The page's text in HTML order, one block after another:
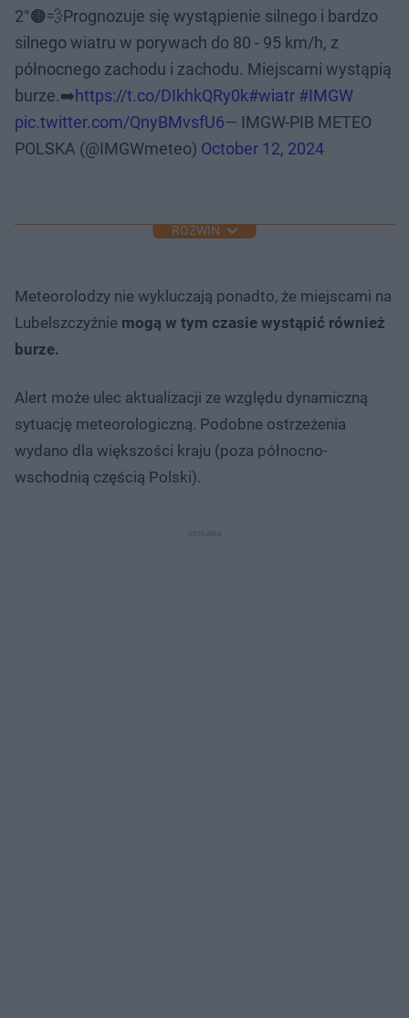
2°🟠💨Prognozuje się wystąpienie silnego i bardzo
silnego wiatru w porywach do 80 - 95 km/h, z
północnego zachodu i zachodu. Miejscami wystąpią
burze.➡️https://t.co/DIkhkQRy0k#wiatr #IMGW
pic.twitter.com/QnyBMvsfU6— IMGW-PIB METEO
POLSKA (@IMGWmeteo) October 12, 2024
ROZWIŃ
Meteorolodzy nie wykluczają ponadto, że miejscami na
Lubelszczyźnie mogą w tym czasie wystąpić również
burze.
Alert może ulec aktualizacji ze względu dynamiczną
sytuację meteorologiczną. Podobne ostrzeżenia
wydano dla większości kraju (poza północno-
wschodnią częścią Polski).